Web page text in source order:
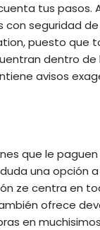
tus pasos.
con seguridad
puesto que
dentro de
avisos
que le
una opción
ze centra en
ofrece
en